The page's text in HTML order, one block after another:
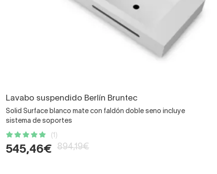
Lavabo suspendido Berlín Bruntec
Solid Surface blanco mate con faldón doble seno incluye
sistema de soportes
(1)
545,46€ 894,19€